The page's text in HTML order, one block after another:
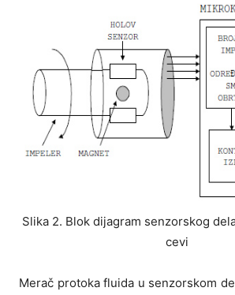
Slika 2. Blok dijagram senzorskog
cevi
Merač protoka fluida u senzorskom